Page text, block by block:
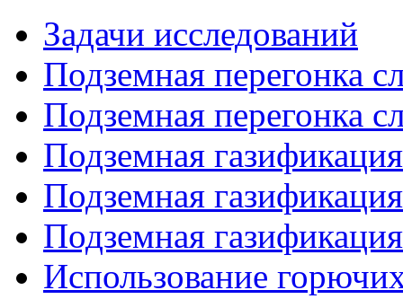
Задачи исследований
Подземная перегонка
Подземная перегонка
Подземная
Подземная
Подземная
Использование